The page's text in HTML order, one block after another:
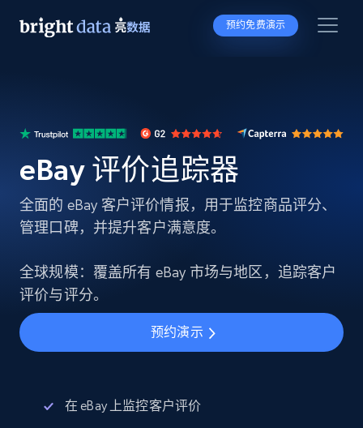
预约免费演示
eBay 评价追踪器
全面的 eBay 客户评价情报，用于监控商品评分、
管理口碑，并提升客户满意度。
全球规模：覆盖所有 eBay 市场与地区，追踪客户
评价与评分。
预约演示
在 eBay 上监控客户评价